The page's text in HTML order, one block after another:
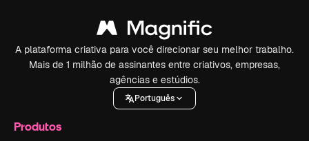
A plataforma criativa para você direcionar seu melhor trabalho.
Mais de 1 milhão de assinantes entre criativos, empresas,
agências e estúdios.
Português
Produtos